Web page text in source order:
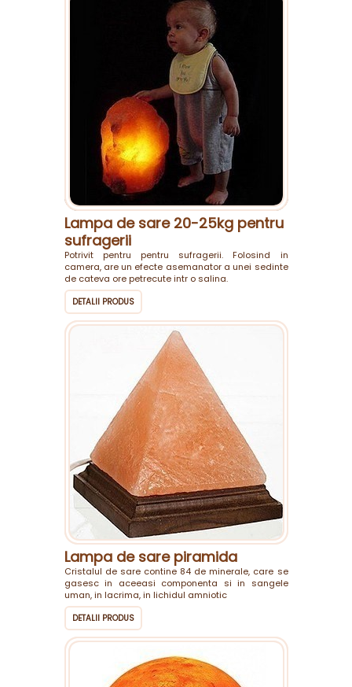
Lampa de sare 20-25kg pentru
sufragerii
Potrivit pentru pentru sufragerii. Folosind in
camera, are un efecte asemanator a unei sedinte
de cateva ore petrecute intr o salina.
DETALII PRODUS
Lampa de sare piramida
Cristalul de sare contine 84 de minerale, care se
gasesc in aceeasi componenta si in sangele
uman, in lacrima, in lichidul amniotic
DETALII PRODUS